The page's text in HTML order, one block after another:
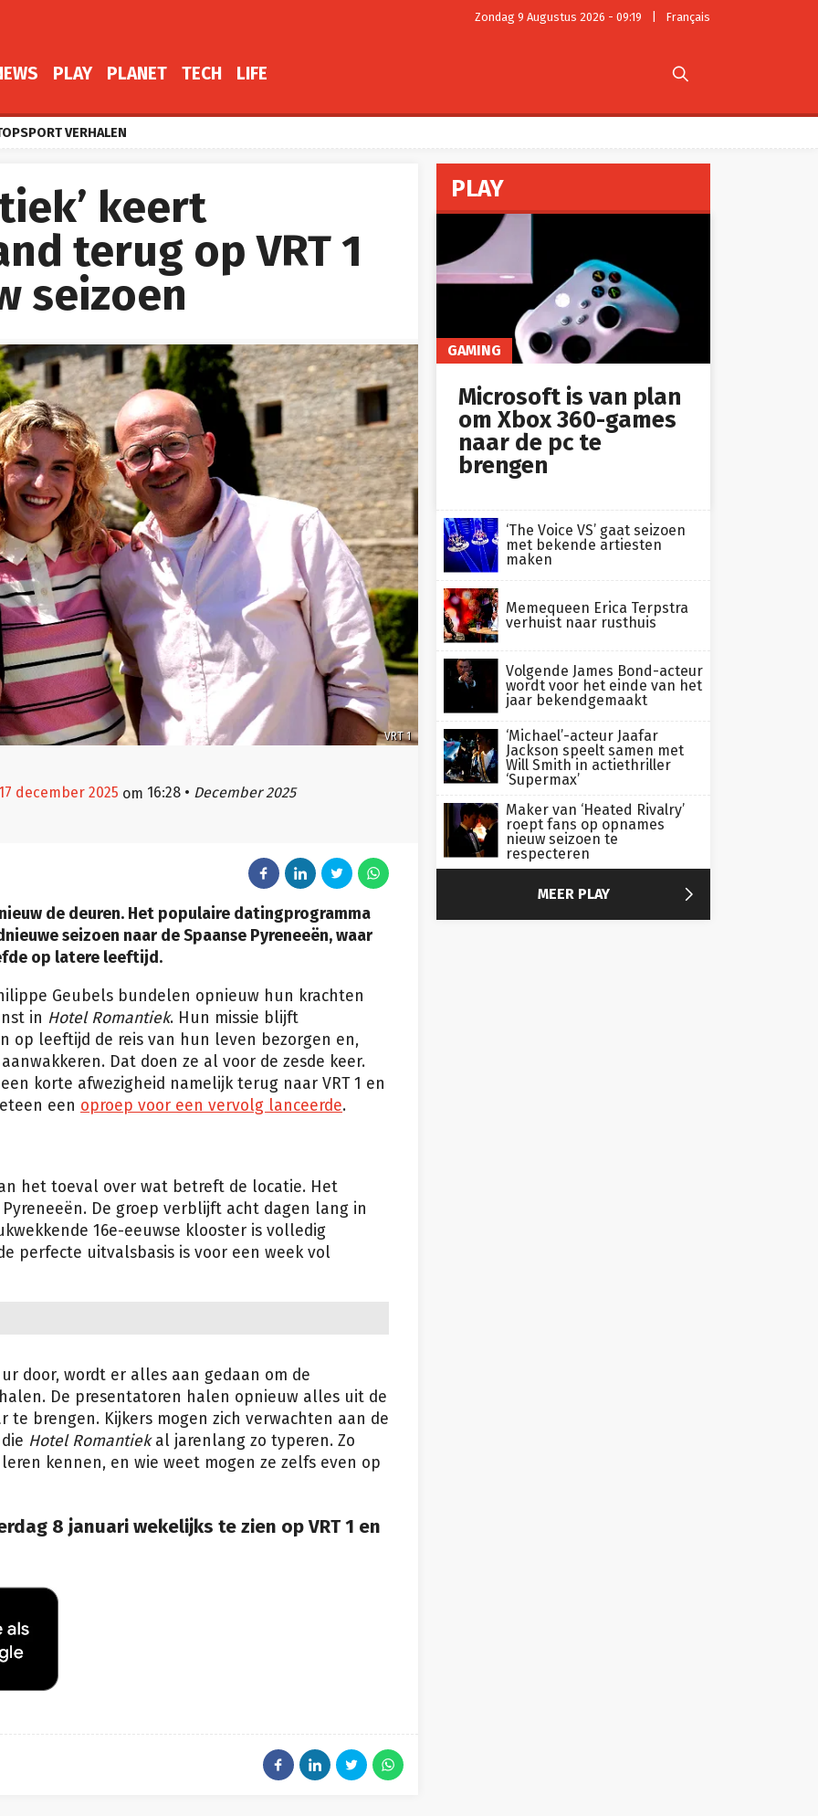
Zondag 9 Augustus 2026 - 09:19 Français
PLAY PLANET TECH LIFE 
VERHALEN
keert
terug op VRT 1
seizoen
VRT 1
december 2025 om 16:28 • December 2025
de deuren. Het populaire datingprogramma
seizoen naar de Spaanse Pyreneeën, waar
op latere leeftijd.
Geubels bundelen opnieuw hun krachten
in Hotel Romantiek. Hun missie blijft
op leeftijd de reis van hun leven bezorgen en,
Dat doen ze al voor de zesde keer.
korte afwezigheid namelijk terug naar VRT 1 en
een oproep voor een vervolg lanceerde.
het toeval over wat betreft de locatie. Het
De groep verblijft acht dagen lang in
16e-eeuwse klooster is volledig
perfecte uitvalsbasis is voor een week vol
door, wordt er alles aan gedaan om de
De presentatoren halen opnieuw alles uit de
te brengen. Kijkers mogen zich verwachten aan de
Hotel Romantiekal jarenlang zo typeren. Zo
kennen, en wie weet mogen ze zelfs even op
8 januari wekelijks te zien op VRT 1 en
PLAY
GAMING
Microsoft is van plan
om Xbox 360-games
naar de pc te
brengen
‘The Voice VS’ gaat seizoen
met bekende artiesten
maken
Memequeen Erica Terpstra
verhuist naar rusthuis
Volgende James Bond-acteur
wordt voor het einde van het
jaar bekendgemaakt
‘Michael’-acteur Jaafar
Jackson speelt samen met
Will Smith in actiethriller
‘Supermax’
Maker van ‘Heated Rivalry’
roept fans op opnames
nieuw seizoen te
respecteren
MEER PLAY 